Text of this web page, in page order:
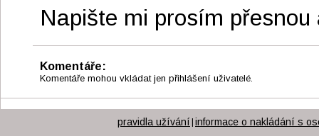
Napište mi prosím
Komentáře:
Komentáře mohou vkládat jen přihlášení uživatelé.
pravidla užívání | informace o nakládání s